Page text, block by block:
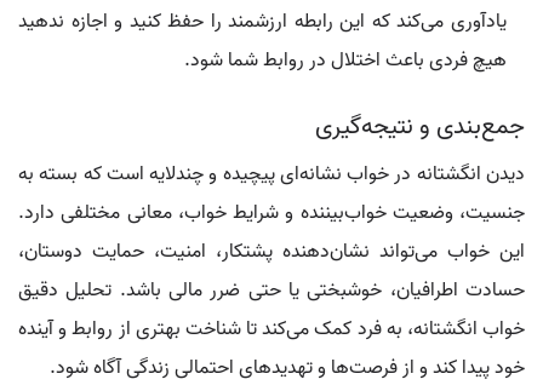
یادآوری می‌کند که این رابطه ارزشمند را حفظ کنید و اجازه ندهید
هیچ فردی باعث اختلال در روابط شما شود.
جمع‌بندی و نتیجه‌گیری
دیدن انگشتانه در خواب نشانه‌ای پیچیده و چندلایه است که بسته به
جنسیت، وضعیت خواب‌بیننده و شرایط خواب، معانی مختلفی دارد.
این خواب می‌تواند نشان‌دهنده پشتکار، امنیت، حمایت دوستان،
حسادت اطرافیان، خوشبختی یا حتی ضرر مالی باشد. تحلیل دقیق
خواب انگشتانه، به فرد کمک می‌کند تا شناخت بهتری از روابط و آینده
خود پیدا کند و از فرصت‌ها و تهدیدهای احتمالی زندگی آگاه شود.